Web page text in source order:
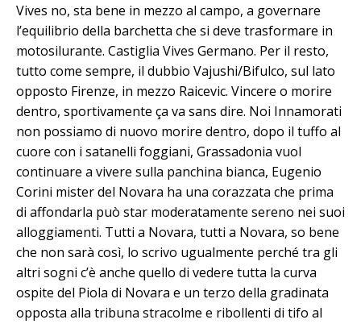
Vives no, sta bene in mezzo al campo, a governare
l’equilibrio della barchetta che si deve trasformare in
motosilurante. Castiglia Vives Germano. Per il resto,
tutto come sempre, il dubbio Vajushi/Bifulco, sul lato
opposto Firenze, in mezzo Raicevic. Vincere o morire
dentro, sportivamente ça va sans dire. Noi Innamorati
non possiamo di nuovo morire dentro, dopo il tuffo al
cuore con i satanelli foggiani, Grassadonia vuol
continuare a vivere sulla panchina bianca, Eugenio
Corini mister del Novara ha una corazzata che prima
di affondarla può star moderatamente sereno nei suoi
alloggiamenti. Tutti a Novara, tutti a Novara, so bene
che non sarà così, lo scrivo ugualmente perché tra gli
altri sogni c’è anche quello di vedere tutta la curva
ospite del Piola di Novara e un terzo della gradinata
opposta alla tribuna stracolme e ribollenti di tifo al